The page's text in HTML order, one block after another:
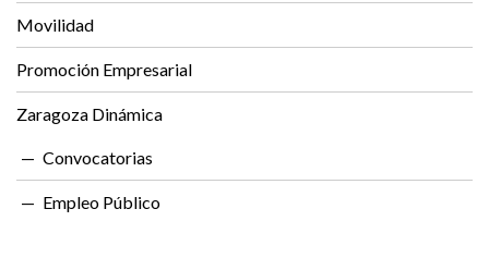
Movilidad
Promoción Empresarial
Zaragoza Dinámica
Convocatorias
Empleo Público